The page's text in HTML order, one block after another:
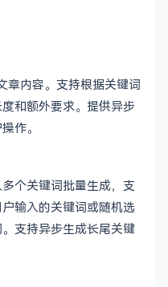
章内容。支持根据关键词
和额外要求。提供异步
作。
个关键词批量生成，支
输入的关键词或随机选
支持异步生成长尾关键